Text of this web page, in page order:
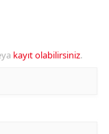
kayıt olabilirsiniz.